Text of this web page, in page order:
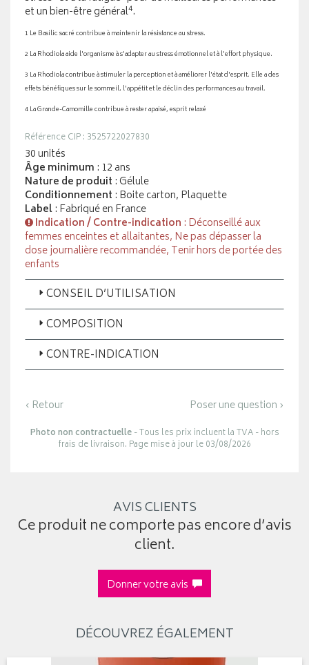
et un bien-être général4.
1 Le Basilic sacré contribue à maintenir la résistance au stress.
2 La Rhodiola aide l'organisme à s'adapter au stress émotionnel et à l'effort physique.
3 La Rhodiola contribue à stimuler la perception et à améliorer l'état d'esprit. Elle a des
effets bénéfiques sur le sommeil, l'appétit et le déclin des performances au travail.
4 La Grande-Camomille contribue à rester apaisé, esprit relaxé
Référence CIP : 3525722027830
30 unités
Âge minimum : 12 ans
Nature de produit : Gélule
Conditionnement : Boite carton, Plaquette
Label: Fabriqué en France
Indication / Contre-indication : Déconseillé aux
femmes enceintes et allaitantes, Ne pas dépasser la
dose journalière recommandée, Tenir hors de portée des
enfants
CONSEIL D’UTILISATION
COMPOSITION
CONTRE-INDICATION
‹ Retour Poser une question ›
Photo non contractuelle- Tous les prix incluent la TVA - hors
frais de livraison. Page mise à jour le 03/08/2026
AVIS CLIENTS
Ce produit ne comporte pas encore d’avis
client.
Donner votre avis
DÉCOUVREZ ÉGALEMENT